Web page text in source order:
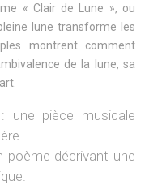
« Clair de Lune », ou
lune transforme les
montrent comment
de la lune, sa
une pièce musicale
poème décrivant une